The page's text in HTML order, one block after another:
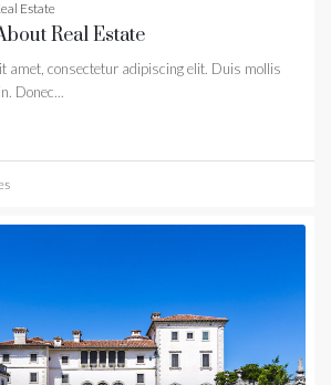
Estate
Real Estate
amet, consectetur adipiscing elit. Duis mollis
Donec...